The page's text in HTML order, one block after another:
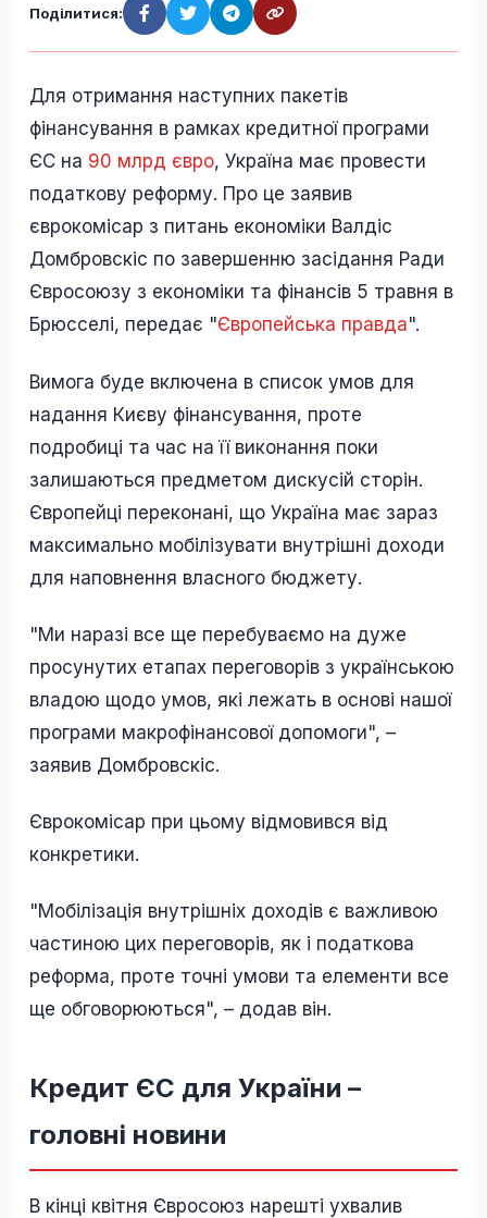
Поділитися:
Для отримання наступних пакетів
фінансування в рамках кредитної програми
ЄС на 90 млрд євро, Україна має провести
податкову реформу. Про це заявив
єврокомісар з питань економіки Валдіс
Домбровскіс по завершенню засідання Ради
Євросоюзу з економіки та фінансів 5 травня в
Брюсселі, передає "Європейська правда".
Вимога буде включена в список умов для
надання Києву фінансування, проте
подробиці та час на її виконання поки
залишаються предметом дискусій сторін.
Європейці переконані, що Україна має зараз
максимально мобілізувати внутрішні доходи
для наповнення власного бюджету.
"Ми наразі все ще перебуваємо на дуже
просунутих етапах переговорів з українською
владою щодо умов, які лежать в основі нашої
програми макрофінансової допомоги", –
заявив Домбровскіс.
Єврокомісар при цьому відмовився від
конкретики.
"Мобілізація внутрішніх доходів є важливою
частиною цих переговорів, як і податкова
реформа, проте точні умови та елементи все
ще обговорюються", – додав він.
Кредит ЄС для України –
головні новини
В кінці квітня Євросоюз нарешті ухвалив